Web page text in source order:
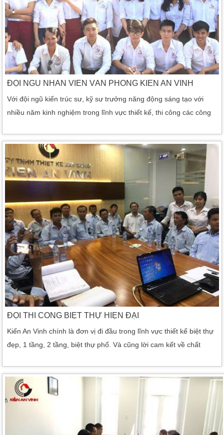
ĐỘI NGŨ NHÂN VIÊN VĂN PHÒNG KIẾN AN VINH
Với đội ngũ kiến trúc sư, kỹ sư trưởng năng động sáng tạo với
nhiều năm kinh nghiệm trong lĩnh vực thiết kế, thi công các công
nỗ lực không ngừng để tạo ra những sản phẩm với chất lượng
cao nhất phục vụ quý khách hàng. Công ty TNHH Thiết Kế Xây
Dựng Kiến An Vinh cam kết về một môi […]
ĐỘI THI CÔNG BIỆT THỰ HIỆN ĐẠI
Kiến An Vinh chính là đơn vị đi đầu trong lĩnh vực thiết kế biệt thự
đẹp, 1 tầng, 2 tầng, biệt thự phố. Và cũng lời cam kết về chất
bền vững Kiến An Vinh chính là đơn vị đi đầu trong lĩnh vực thiết
kế biệt thự đẹp, 1 tầng, 2 tầng, biệt thự phố. Và cũng lời cam kết
về chất […]